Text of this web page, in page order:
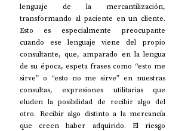
lenguaje de la mercantilización,
transformando al paciente en un cliente.
Esto es especialmente preocupante
cuando ese lenguaje viene del propio
consultante, que, amparado en la lengua
de su época, espeta frases como “esto me
sirve” o “esto no me sirve” en nuestras
consultas, expresiones utilitarias que
eluden la posibilidad de recibir algo del
otro. Recibir algo distinto a la mercancía
que creen haber adquirido. El riesgo